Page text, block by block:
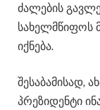
ძალების
სახელმწიფოს
იქნება.
შესაბამისად,
პრეზიდენტი